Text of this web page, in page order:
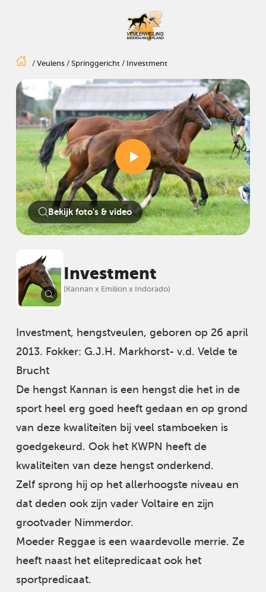
/ Veulens/ Springgericht/ Investment
Bekijk foto's & video
Investment
(Kannan x Emilion x Indorado)
Investment, hengstveulen, geboren op 26 april
2013. Fokker: G.J.H. Markhorst- v.d. Velde te
Brucht
De hengst Kannan is een hengst die het in de
sport heel erg goed heeft gedaan en op grond
van deze kwaliteiten bij veel stamboeken is
goedgekeurd. Ook het KWPN heeft de
kwaliteiten van deze hengst onderkend.
Zelf sprong hij op het allerhoogste niveau en
dat deden ook zijn vader Voltaire en zijn
grootvader Nimmerdor.
Moeder Reggae is een waardevolle merrie. Ze
heeft naast het elitepredicaat ook het
sportpredicaat.